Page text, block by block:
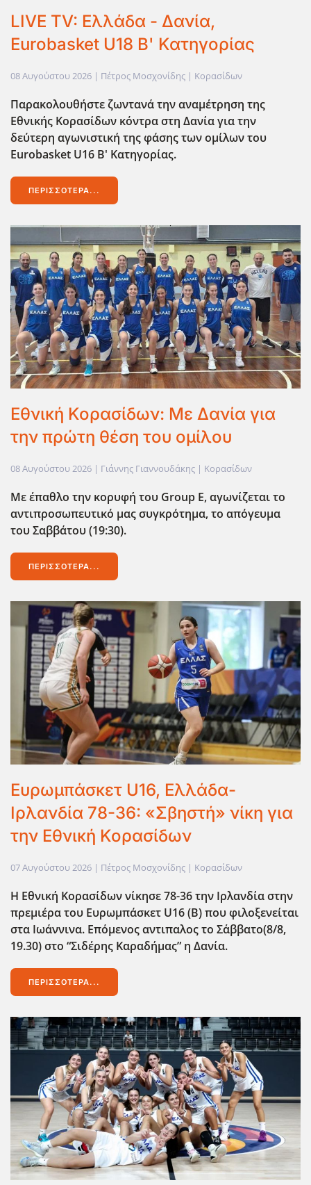
LIVE TV: Ελλάδα - Δανία,
Eurobasket U18 Β' Κατηγορίας
08 Αυγούστου 2026 | Πέτρος Μοσχονίδης | Κορασίδων
Παρακολουθήστε ζωντανά την αναμέτρηση της
Εθνικής Κορασίδων κόντρα στη Δανία για την
δεύτερη αγωνιστική της φάσης των ομίλων του
Eurobasket U16 Β' Κατηγορίας.
ΠΕΡΙΣΣΌΤΕΡΑ...
Εθνική Κορασίδων: Με Δανία για
την πρώτη θέση του ομίλου
08 Αυγούστου 2026 | Γιάννης Γιαννουδάκης | Κορασίδων
Με έπαθλο την κορυφή του Group E, αγωνίζεται το
αντιπροσωπευτικό μας συγκρότημα, το απόγευμα
του Σαββάτου (19:30).
ΠΕΡΙΣΣΌΤΕΡΑ...
Ευρωμπάσκετ U16, Ελλάδα-
Ιρλανδία 78-36: «Σβηστή» νίκη για
την Εθνική Κορασίδων
07 Αυγούστου 2026 | Πέτρος Μοσχονίδης | Κορασίδων
H Εθνική Κορασίδων νίκησε 78-36 την Ιρλανδία στην
πρεμιέρα του Ευρωμπάσκετ U16 (Β) που φιλοξενείται
στα Ιωάννινα. Επόμενος αντιπαλος το Σ΄αββατο(8/8,
19.30) στο “Σιδέρης Καραδήμας” η Δανία.
ΠΕΡΙΣΣΌΤΕΡΑ...